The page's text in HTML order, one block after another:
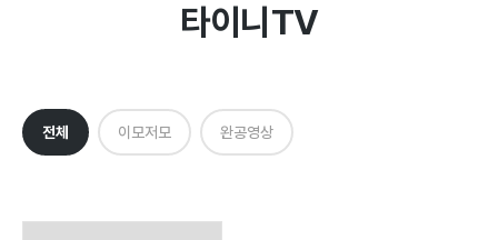
설계사례
공지사항
건축뉴스
타이니TV
전체 이모저모 완공영상